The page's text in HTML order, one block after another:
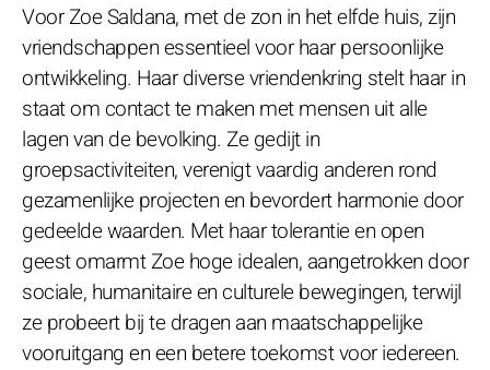
Voor Zoe Saldana, met de zon in het elfde huis, zijn
vriendschappen essentieel voor haar persoonlijke
ontwikkeling. Haar diverse vriendenkring stelt haar in
staat om contact te maken met mensen uit alle
lagen van de bevolking. Ze gedijt in
groepsactiviteiten, verenigt vaardig anderen rond
gezamenlijke projecten en bevordert harmonie door
gedeelde waarden. Met haar tolerantie en open
geest omarmt Zoe hoge idealen, aangetrokken door
sociale, humanitaire en culturele bewegingen, terwijl
ze probeert bij te dragen aan maatschappelijke
vooruitgang en een betere toekomst voor iedereen.